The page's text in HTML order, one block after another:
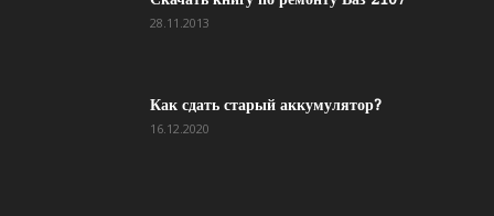
28.11.2013
Как сдать старый аккумулятор?
16.12.2020